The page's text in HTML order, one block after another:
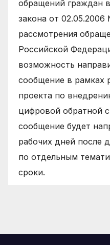
обращений граждан
закона от
рассмотрения
Российской
возможность
сообщение в рамках
проекта по
цифровой обратной
сообщение будет
рабочих дней после
по отдельным
сроки.